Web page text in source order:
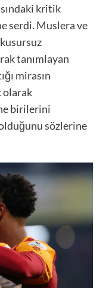
kritik
serdi. Muslera ve
tanımlayan
mirasın
olarak
birilerini
sözlerine